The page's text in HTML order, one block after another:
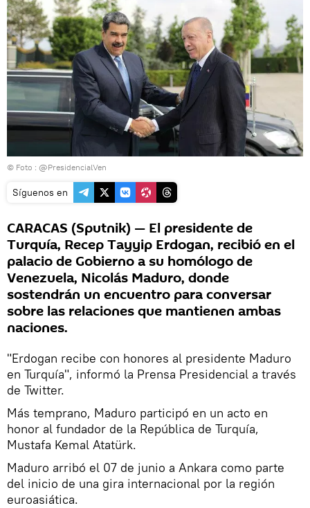
© Foto : @PresidencialVen
Síguenos en
CARACAS (Sputnik) — El presidente de
Turquía, Recep Tayyip Erdogan, recibió en el
palacio de Gobierno a su homólogo de
Venezuela, Nicolás Maduro, donde
sostendrán un encuentro para conversar
sobre las relaciones que mantienen ambas
naciones.
"Erdogan recibe con honores al presidente Maduro
en Turquía", informó la Prensa Presidencial a través
de Twitter.
Más temprano, Maduro participó en un acto en
honor al fundador de la República de Turquía,
Mustafa Kemal Atatürk.
Maduro arribó el 07 de junio a Ankara como parte
del inicio de una gira internacional por la región
euroasiática.